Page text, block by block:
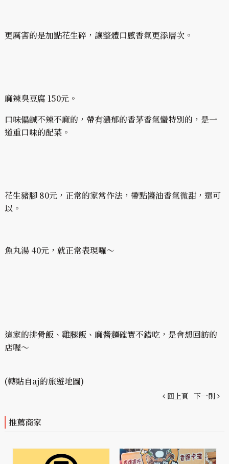
更厲害的是加點花生碎，讓整體口感香氣更添層次。
麻辣臭豆腐 150元。
口味偏鹹不辣不麻的，帶有濃郁的香茅香氣蠻特別的，是一
道重口味的配菜。
花生豬腳 80元，正常的家常作法，帶點醬油香氣微甜，還可
以。
魚丸湯 40元，就正常表現囉～
這家的排骨飯、雞腿飯、麻醬麵確實不錯吃，是會想回訪的
店喔～
(轉貼自aj的旅遊地圖)
回上頁 下一則
推薦商家